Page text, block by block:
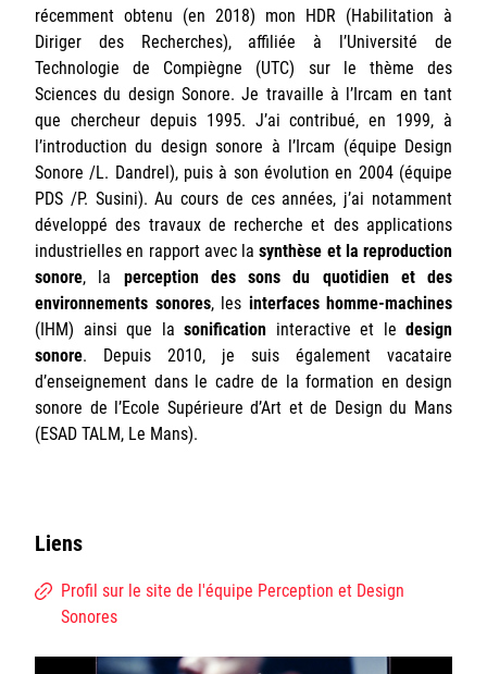
Login/Signup
récemment obtenu (en 2018) mon HDR (Habilitation à
Diriger des Recherches), affiliée à l’Université de
Technologie de Compiègne (UTC) sur le thème des
Sciences du design Sonore. Je travaille à l’Ircam en tant
que chercheur depuis 1995. J’ai contribué, en 1999, à
l’introduction du design sonore à l’Ircam (équipe Design
Sonore /L. Dandrel), puis à son évolution en 2004 (équipe
PDS /P. Susini). Au cours de ces années, j’ai notamment
développé des travaux de recherche et des applications
industrielles en rapport avec lasynthèse et la reproduction
sonore, la perception des sons du quotidien et des
environnements sonores, les interfaces homme-machines
(IHM) ainsi que la sonification interactive et le design
sonore. Depuis 2010, je suis également vacataire
d’enseignement dans le cadre de la formation en design
sonore de l’Ecole Supérieure d’Art et de Design du Mans
(ESAD TALM, Le Mans).
Liens
Profil sur le site de l'équipe Perception et Design
Sonores